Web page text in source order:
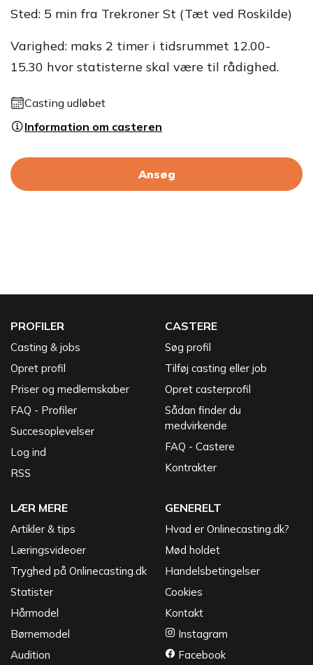
Sted: 5 min fra Trekroner St (Tæt ved Roskilde)
Varighed: maks 2 timer i tidsrummet 12.00-
15.30 hvor statisterne skal være til rådighed.
Casting udløbet
Information om casteren
Ansøg
PROFILER
Casting & jobs
Opret profil
Priser og medlemskaber
FAQ - Profiler
Succesoplevelser
Log ind
RSS
CASTERE
Søg profil
Tilføj casting eller job
Opret casterprofil
Sådan finder du
medvirkende
FAQ - Castere
Kontrakter
LÆR MERE
Artikler & tips
Læringsvideoer
Tryghed på Onlinecasting.dk
Statister
Hårmodel
Børnemodel
Audition
GENERELT
Hvad er Onlinecasting.dk?
Mød holdet
Handelsbetingelser
Cookies
Kontakt
Instagram
Facebook